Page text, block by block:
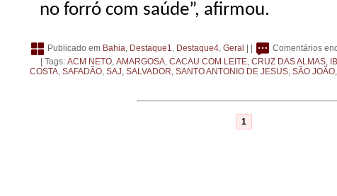
no forró com saúde”, afirmou.
Publicado em Bahia, Destaque1, Destaque4, Geral
Comentários
| Tags: ACM NETO, AMARGOSA, CACAU COM LEITE, CRUZ DAS ALMAS,
COSTA, SAFADÃO, SAJ, SALVADOR, SANTO ANTONIO DE JESUS, SÃO JOÃO,
1